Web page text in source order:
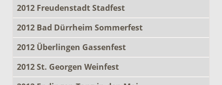
2012 Freudenstadt Stadfest
2012 Bad Dürrheim Sommerfest
2012 Überlingen Gassenfest
2012 St. Georgen Weinfest